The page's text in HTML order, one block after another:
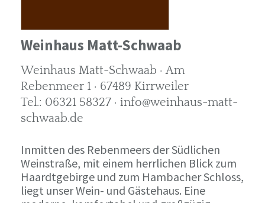
Weinhaus Matt-Schwaab
Weinhaus Matt-Schwaab · Am
Rebenmeer 1 · 67489 Kirrweiler
Tel.: 06321 58327 · info@weinhaus-matt-
schwaab.de
Inmitten des Rebenmeers der Südlichen
Weinstraße, mit einem herrlichen Blick zum
Haardtgebirge und zum Hambacher Schloss,
liegt unser Wein- und Gästehaus. Eine